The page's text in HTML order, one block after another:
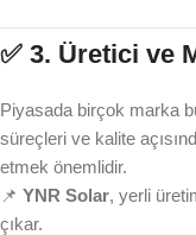
✅ 3. Üretici ve
Piyasada birçok marka
süreçleri ve kalite
etmek önemlidir.
📌 YNR Solar, yerli
çıkar.